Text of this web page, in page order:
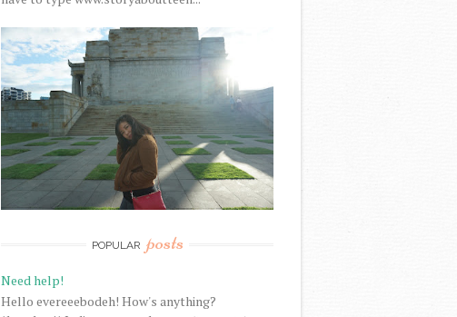
POPULAR posts
Need help!
Hello evereeebodeh! How's anything?